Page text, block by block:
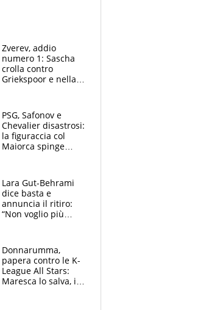
Zverev, addio
numero 1: Sascha
crolla contro
Griekspoor e nella
terzo. Quanti malori
a Montreal
PSG, Safonov e
Chevalier disastrosi:
la figuraccia col
Maiorca spinge
rischio beffa
Lara Gut-Behrami
dice basta e
annuncia il ritiro:
“Non voglio più
Brignone
Donnarumma,
papera contro le K-
League All Stars:
Maresca lo salva, i